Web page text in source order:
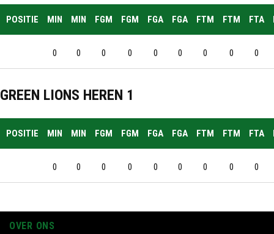
POSITIE MIN MIN FGM FGM FGA FGA FTM FTM FTA
0 0 0 0 0 0 0 0 0
GREEN LIONS HEREN 1
POSITIE MIN MIN FGM FGM FGA FGA FTM FTM FTA
0 0 0 0 0 0 0 0 0
OVER ONS